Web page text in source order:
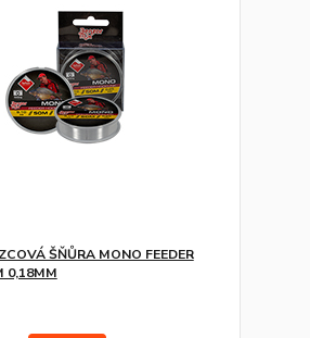
ŠŇŮRA MONO FEEDER
0,18MM